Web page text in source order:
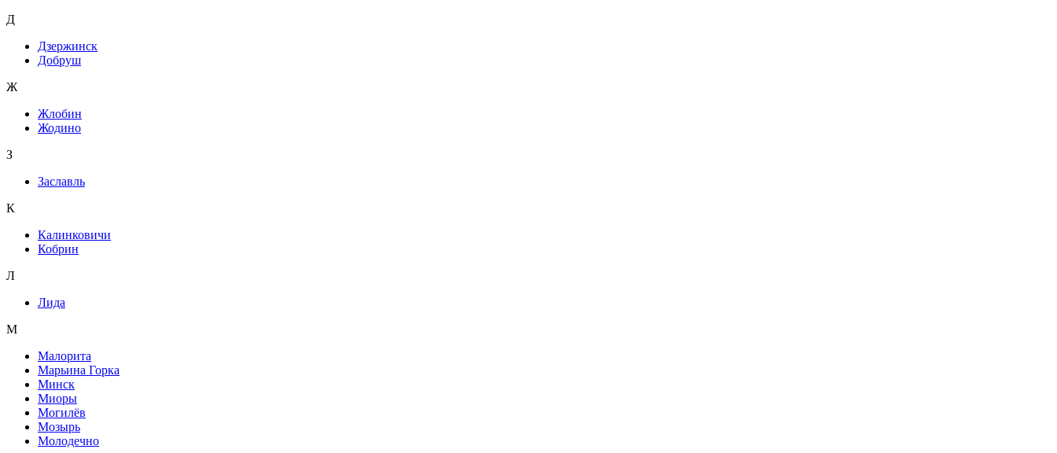
Д
Дзержинск
Добруш
Ж
Жлобин
Жодино
З
Заславль
К
Калинковичи
Кобрин
Л
Лида
М
Малорита
Марьина Горка
Минск
Миоры
Могилёв
Мозырь
Молодечно